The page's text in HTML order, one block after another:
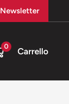
Newsletter
0 Carrello